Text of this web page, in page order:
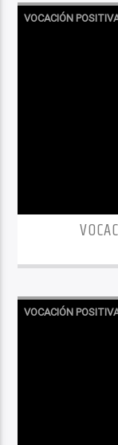
VOCACIÓN
VOCACIÓN